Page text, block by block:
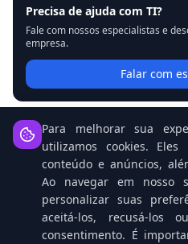
Precisa de ajuda com TI?
Fale com nossos especialistas e
empresa.
Falar com
Notícias
Para melhorar sua
utilizamos cookies.
conteúdo e anúncios,
Ao navegar em nosso
personalizar suas
aceitá-los, recusá-los
consentimento. É